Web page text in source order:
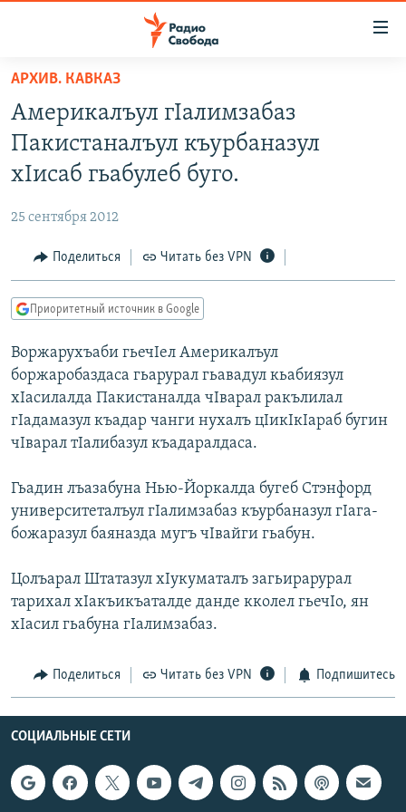
упрощенного
доступа
Вернуться
основному
Вернутся
Вернутся
поиску
ПОДКАСТЫ
АВТОРСКИЕ ПРОЕКТЫ
МНЕНИЯ
КУЛЬТУРА
КАВКАЗ.РЕАЛИИ
СЕВЕР.РЕАЛИИ
СИБИРЬ.РЕАЛИИ
РАСПИСАНИЕ ВЕЩАНИЯ
ПОДПИШИТЕСЬ НА РАССЫЛКУ
Все сайты РСЕ/РС
АРХИВ. КАВКАЗ
Америкалъул гIалимзабаз
Пакистаналъул къурбаназул
хIисаб гьабулеб буго.
25 сентября 2012
Поделиться Читать без VPN
Приоритетный источник в Google
Воржарухъаби гьечIел Америкалъул
боржаробаздаса гьарурал гьавадул кьабиязул
хIасилалда Пакистаналда чIварал ракълилал
гIадамазул къадар чанги нухалъ цIикIкIараб бугин
чIварал тIалибазул къадаралдаса.
Гьадин лъазабуна Нью-Йоркалда бугеб Стэнфорд
университеталъул гIалимзабаз къурбаназул гIага-
божаразул баяназда мугъ чIвайги гьабун.
Цолъарал Штатазул хIукуматалъ загьирарурал
тарихал хIакъикъаталде данде кколел гьечIо, ян
хIасил гьабуна гIалимзабаз.
Поделиться Читать без VPN Подпишитесь
СОЦИАЛЬНЫЕ СЕТИ